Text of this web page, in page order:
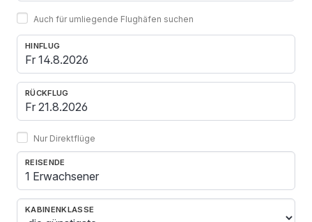
Auch für umliegende Flughäfen suchen
HINFLUG
RÜCKFLUG
Nur Direktflüge
REISENDE
1 Erwachsener
KABINENKLASSE